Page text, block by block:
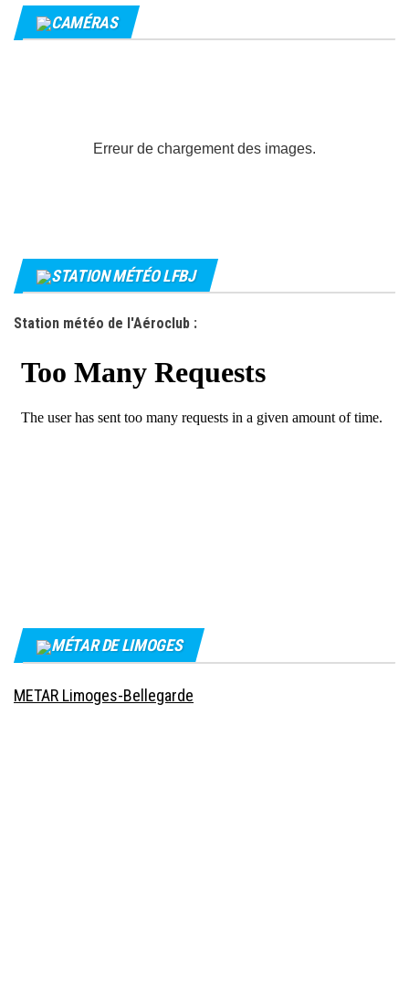
CAMÉRAS
Erreur de chargement des images.
STATION MÉTÉO LFBJ
Station météo de l'Aéroclub :
MÉTAR DE LIMOGES
METAR Limoges-Bellegarde